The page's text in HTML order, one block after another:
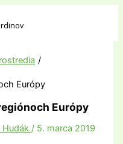
Európy
Európy
Hudák / 5. marca 2019